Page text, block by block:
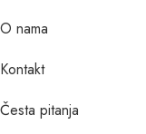
O nama
Kontakt
Česta pitanja